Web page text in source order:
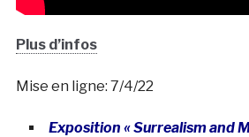
Plus d’infos
Mise en ligne: 7/4/22
Exposition « Surrealism and